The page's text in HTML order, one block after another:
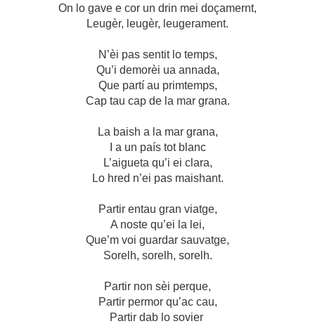
On lo gave e cor un drin mei doçamernt,
Leugèr, leugèr, leugerament.
N’èi pas sentit lo temps,
Qu’i demorèi ua annada,
Que partí au primtemps,
Cap tau cap de la mar grana.
La baish a la mar grana,
I a un país tot blanc
L’aigueta qu’i ei clara,
Lo hred n’ei pas maishant.
Partir entau gran viatge,
A noste qu’ei la lei,
Que’m voi guardar sauvatge,
Sorelh, sorelh, sorelh.
Partir non sèi perque,
Partir permor qu’ac cau,
Partir dab lo sovier